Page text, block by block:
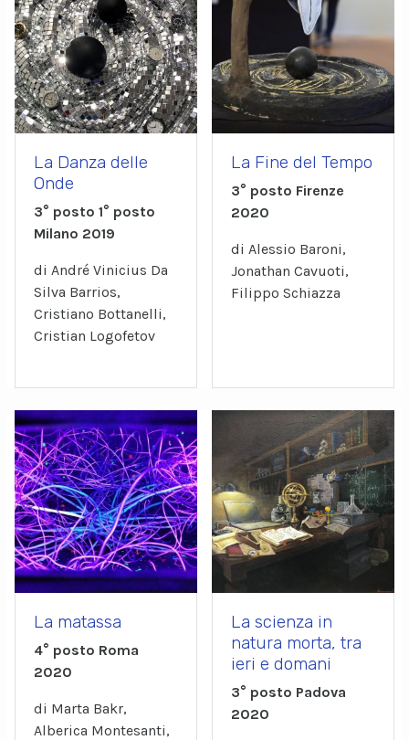
La Danza delle
Onde
3° posto 1° posto
Milano 2019
di André Vinicius Da
Silva Barrios,
Cristiano Bottanelli,
Cristian Logofetov
La Fine del Tempo
3° posto Firenze
2020
di Alessio Baroni,
Jonathan Cavuoti,
Filippo Schiazza
La matassa
4° posto Roma
2020
di Marta Bakr,
Alberica Montesanti,
La scienza in
natura morta, tra
ieri e domani
3° posto Padova
2020